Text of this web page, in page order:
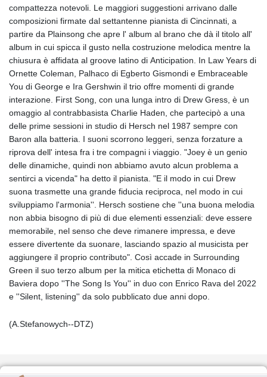
compattezza notevoli. Le maggiori suggestioni arrivano dalle
composizioni firmate dal settantenne pianista di Cincinnati, a
partire da Plainsong che apre l' album al brano che dà il titolo all'
album in cui spicca il gusto nella costruzione melodica mentre la
chiusura è affidata al groove latino di Anticipation. In Law Years di
Ornette Coleman, Palhaco di Egberto Gismondi e Embraceable
You di George e Ira Gershwin il trio offre momenti di grande
interazione. First Song, con una lunga intro di Drew Gress, è un
omaggio al contrabbasista Charlie Haden, che partecipò a una
delle prime sessioni in studio di Hersch nel 1987 sempre con
Baron alla batteria. I suoni scorrono leggeri, senza forzature a
riprova dell' intesa fra i tre compagni i viaggio. "Joey è un genio
delle dinamiche, quindi non abbiamo avuto alcun problema a
sentirci a vicenda" ha detto il pianista. "E il modo in cui Drew
suona trasmette una grande fiducia reciproca, nel modo in cui
sviluppiamo l'armonia''. Hersch sostiene che ''una buona melodia
non abbia bisogno di più di due elementi essenziali: deve essere
memorabile, nel senso che deve rimanere impressa, e deve
essere divertente da suonare, lasciando spazio al musicista per
aggiungere il proprio contributo". Così accade in Surrounding
Green il suo terzo album per la mitica etichetta di Monaco di
Baviera dopo ''The Song Is You'' in duo con Enrico Rava del 2022
e ''Silent, listening'' da solo pubblicato due anni dopo.
(A.Stefanowych--DTZ)